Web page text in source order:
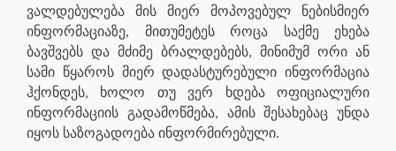
ვალდებულება მის მიერ მოპოვებულ ნებისმიერ
ინფორმაციაზე, მითუმეტეს როცა საქმე ეხება
ბავშვებს და მძიმე ბრალდებებს, მინიმუმ ორი ან
სამი წყაროს მიერ დადასტურებული ინფორმაცია
ჰქონდეს, ხოლო თუ ვერ ხდება ოფიციალური
ინფორმაციის გადამოწმება, ამის შესახებაც უნდა
იყოს საზოგადოება ინფორმირებული.